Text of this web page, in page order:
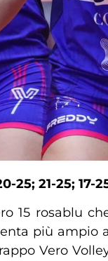
25; 21-25; 17-
15 rosablu
più ampio
Vero